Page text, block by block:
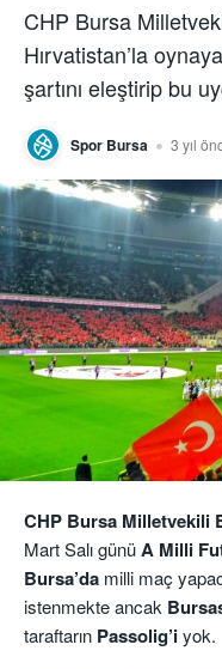
CHP Bursa
Hırvatistan’la
şartını eleştirip bu
Spor Bursa 3 yıl
CHP Bursa Milletvekili
Mart Salı günüA Milli
Bursa’da milli maç
istenmekte ancak
taraftarın Passolig’iyok.